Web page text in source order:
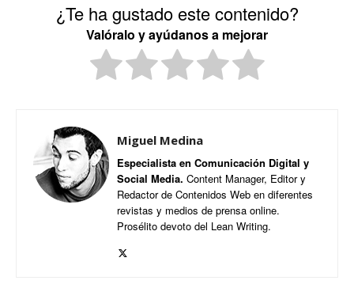
¿Te ha gustado este contenido?
Valóralo y ayúdanos a mejorar
Miguel Medina
Especialista en Comunicación Digital y
Social Media. Content Manager, Editor y
Redactor de Contenidos Web en diferentes
revistas y medios de prensa online.
Prosélito devoto del Lean Writing.